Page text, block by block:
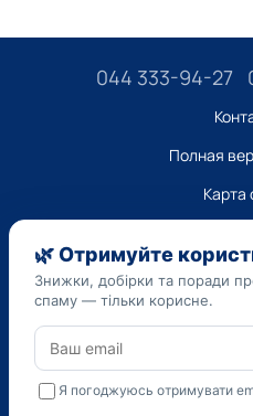
044 333-94-27
Полная
Карта
Код
Дата
Приведенная на сайте
исключительно
нашу информацию для
Лечащий врач может